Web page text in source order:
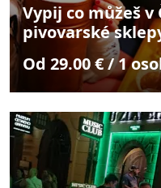
Vypij co můžeš
pivovarské
Od 29.00 € / 1